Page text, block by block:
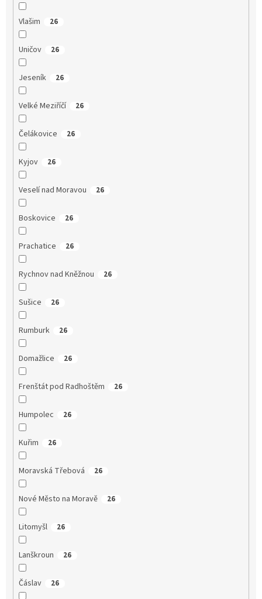
Vlašim 26
Uničov 26
Jeseník 26
Velké Meziříčí 26
Čelákovice 26
Kyjov 26
Veselí nad Moravou 26
Boskovice 26
Prachatice 26
Rychnov nad Kněžnou 26
Sušice 26
Rumburk 26
Domažlice 26
Frenštát pod Radhoštěm 26
Humpolec 26
Kuřim 26
Moravská Třebová 26
Nové Město na Moravě 26
Litomyšl 26
Lanškroun 26
Čáslav 26